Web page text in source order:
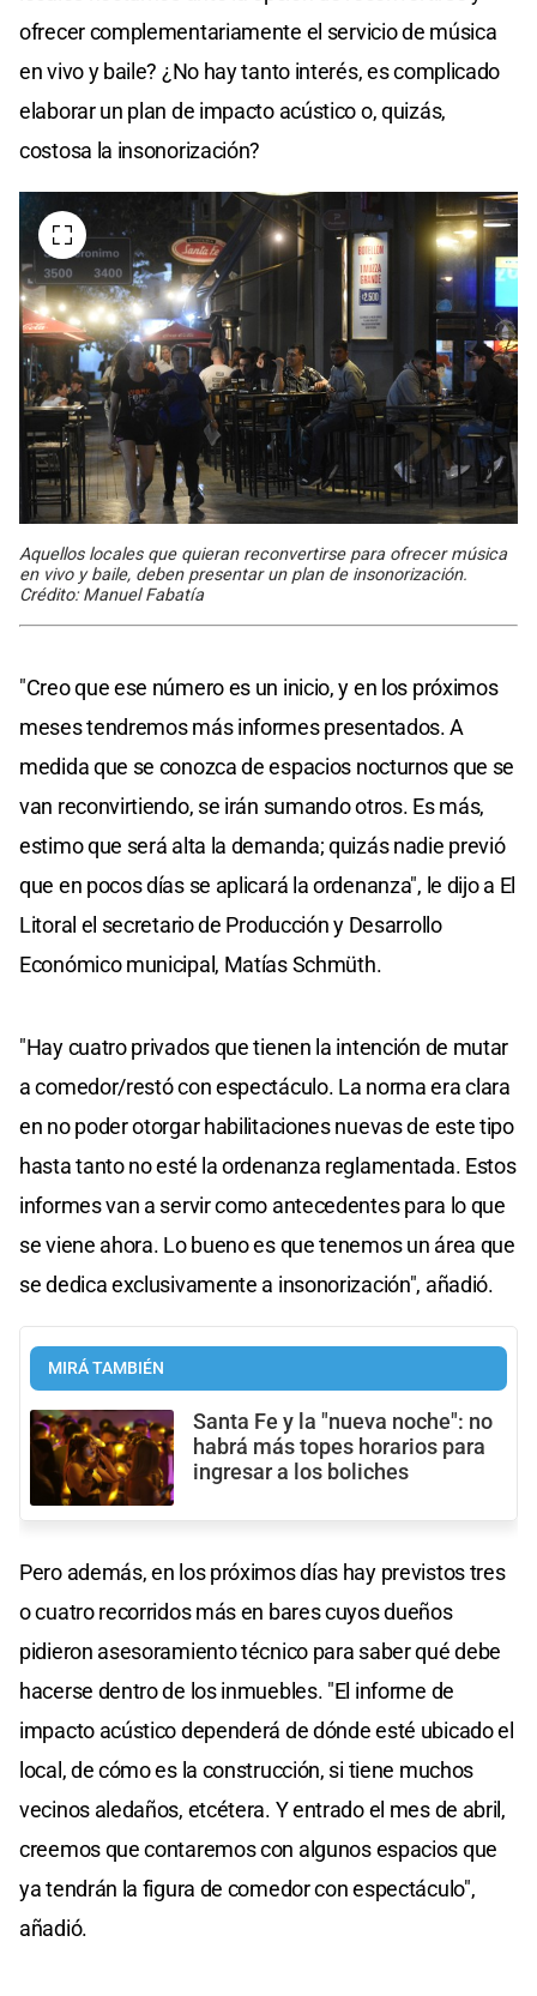
ofrecer complementariamente el servicio de música
en vivo y baile? ¿No hay tanto interés, es complicado
elaborar un plan de impacto acústico o, quizás,
costosa la insonorización?
Aquellos locales que quieran reconvertirse para ofrecer música
en vivo y baile, deben presentar un plan de insonorización.
Crédito: Manuel Fabatía
"Creo que ese número es un inicio, y en los próximos
meses tendremos más informes presentados. A
medida que se conozca de espacios nocturnos que se
van reconvirtiendo, se irán sumando otros. Es más,
estimo que será alta la demanda; quizás nadie previó
que en pocos días se aplicará la ordenanza", le dijo a El
Litoral el secretario de Producción y Desarrollo
Económico municipal, Matías Schmüth.
"Hay cuatro privados que tienen la intención de mutar
a comedor/restó con espectáculo. La norma era clara
en no poder otorgar habilitaciones nuevas de este tipo
hasta tanto no esté la ordenanza reglamentada. Estos
informes van a servir como antecedentes para lo que
se viene ahora. Lo bueno es que tenemos un área que
se dedica exclusivamente a insonorización", añadió.
MIRÁ TAMBIÉN
Santa Fe y la "nueva noche": no
habrá más topes horarios para
ingresar a los boliches
Pero además, en los próximos días hay previstos tres
o cuatro recorridos más en bares cuyos dueños
pidieron asesoramiento técnico para saber qué debe
hacerse dentro de los inmuebles. "El informe de
impacto acústico dependerá de dónde esté ubicado el
local, de cómo es la construcción, si tiene muchos
vecinos aledaños, etcétera. Y entrado el mes de abril,
creemos que contaremos con algunos espacios que
ya tendrán la figura de comedor con espectáculo",
añadió.